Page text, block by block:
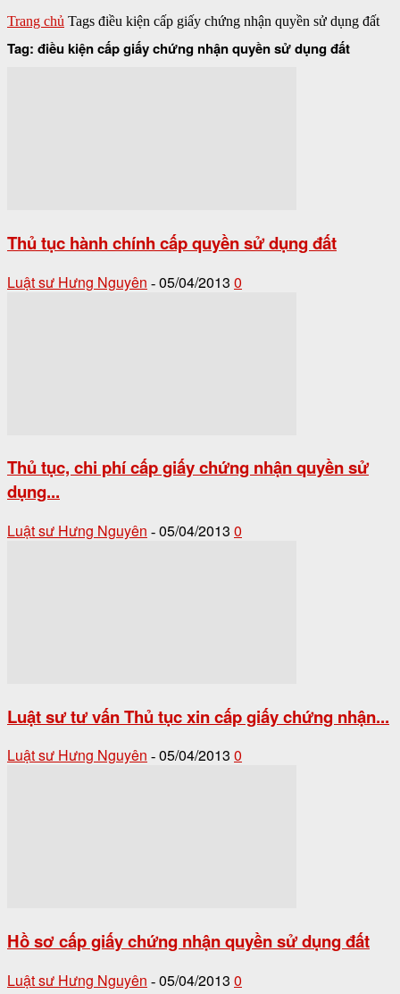
Trang chủ Tags điều kiện cấp giấy chứng nhận quyền sử dụng đất
Tag: điều kiện cấp giấy chứng nhận quyền sử dụng đất
Thủ tục hành chính cấp quyền sử dụng đất
Luật sư Hưng Nguyên - 05/04/2013 0
Thủ tục, chi phí cấp giấy chứng nhận quyền sử
dụng...
Luật sư Hưng Nguyên - 05/04/2013 0
Luật sư tư vấn Thủ tục xin cấp giấy chứng nhận...
Luật sư Hưng Nguyên - 05/04/2013 0
Hồ sơ cấp giấy chứng nhận quyền sử dụng đất
Luật sư Hưng Nguyên - 05/04/2013 0